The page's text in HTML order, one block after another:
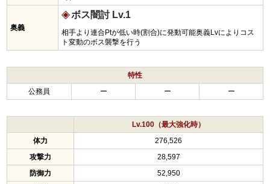
奥義
ボス闇討 Lv.1
相手より連合Ptが低い時(割合)に発動可能奥義Lvによりコス
ト変動のボス襲撃を行う
特性
公務員
ー ー ー
Lv.100（最大強化時）
体力
276,526
攻撃力
28,597
防御力
52,950